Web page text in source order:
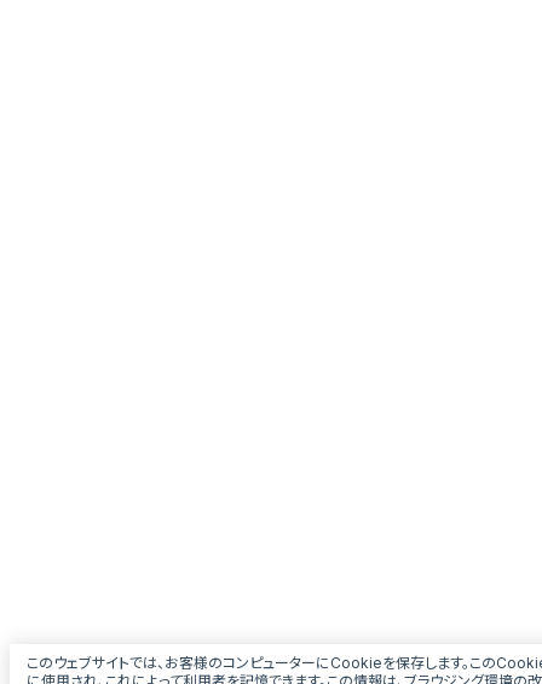
このウェブサイトでは、お客様のコンピューターにCookieを保存します。この